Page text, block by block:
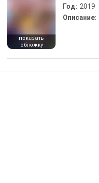
показать
обложку
Год: 2019
Описание: